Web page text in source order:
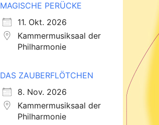
MAGISCHE PERÜCKE
11. Okt. 2026
Kammermusiksaal der
Philharmonie
DAS ZAUBERFLÖTCHEN
8. Nov. 2026
Kammermusiksaal der
Philharmonie